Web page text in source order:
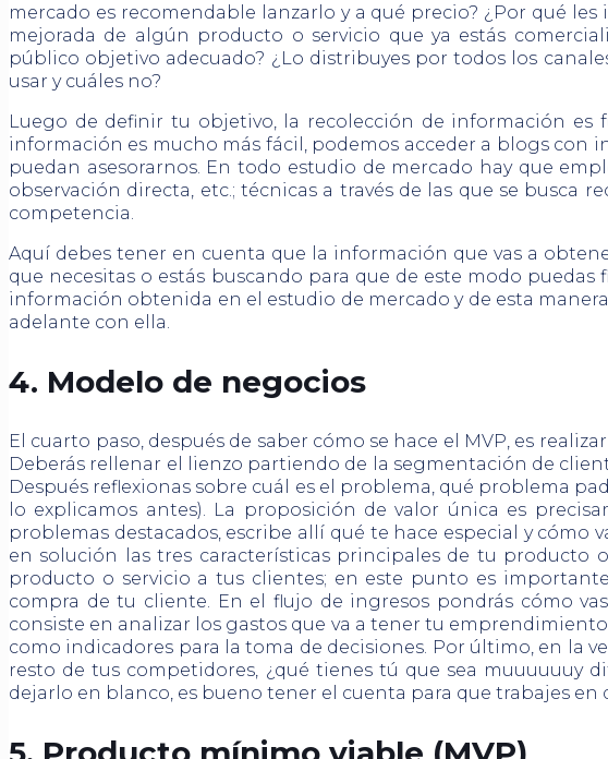
mercado es recomendable lanzarlo y a qué precio? ¿Por qué
mejorada de algún producto o servicio que ya estás
público objetivo adecuado? ¿Lo distribuyes por todos los
usar y cuáles no?
Luego de definir tu objetivo, la recolección de información
información es mucho más fácil, podemos acceder a blogs con
puedan asesorarnos. En todo estudio de mercado hay que
observación directa, etc.; técnicas a través de las que se
competencia.
Aquí debes tener en cuenta que la información que vas a
que necesitas o estás buscando para que de este modo
información obtenida en el estudio de mercado y de esta
adelante con ella.
4. Modelo de negocios
El cuarto paso, después de saber cómo se hace el MVP, es
Deberás rellenar el lienzo partiendo de la segmentación de
Después reflexionas sobre cuál es el problema, qué problema
lo explicamos antes). La proposición de valor única es
problemas destacados, escribe allí qué te hace especial y cómo
en solución las tres características principales de tu producto
producto o servicio a tus clientes; en este punto es
compra de tu cliente. En el flujo de ingresos pondrás cómo
consiste en analizar los gastos que va a tener tu
como indicadores para la toma de decisiones. Por último, en la
resto de tus competidores, ¿qué tienes tú que sea
dejarlo en blanco, es bueno tener el cuenta para que trabajes